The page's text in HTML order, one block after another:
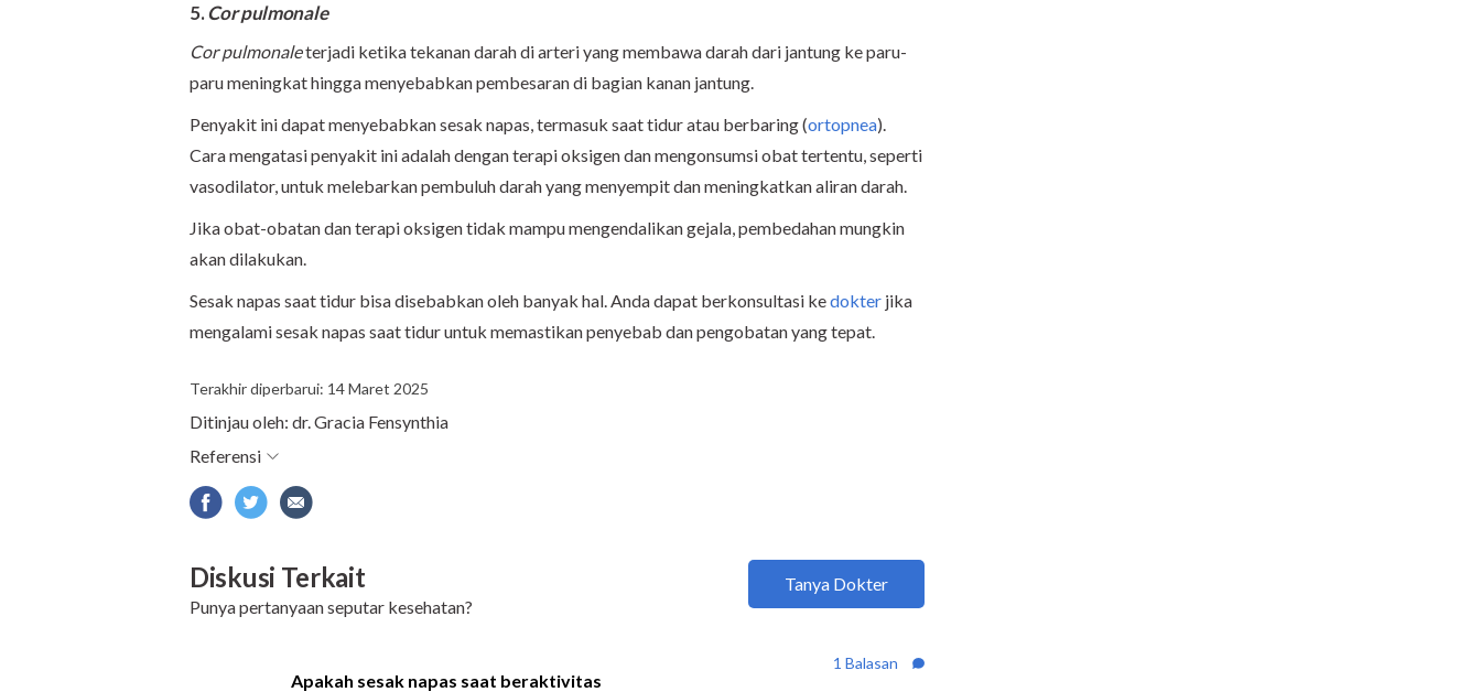
5.Cor pulmonale
Cor pulmonaleterjadi ketika tekanan darah di arteri yang membawa darah dari jantung ke paru-
paru meningkat hingga menyebabkan pembesaran di bagian kanan jantung.
Penyakit ini dapat menyebabkan sesak napas, termasuk saat tidur atau berbaring (ortopnea).
Cara mengatasi penyakit ini adalah dengan terapi oksigen dan mengonsumsi obat tertentu, seperti
vasodilator, untuk melebarkan pembuluh darah yang menyempit dan meningkatkan aliran darah.
Jika obat-obatan dan terapi oksigen tidak mampu mengendalikan gejala, pembedahan mungkin
akan dilakukan.
Sesak napas saat tidur bisa disebabkan oleh banyak hal. Anda dapat berkonsultasi kedokter jika
mengalami sesak napas saat tidur untuk memastikan penyebab dan pengobatan yang tepat.
Terakhir diperbarui: 14 Maret 2025